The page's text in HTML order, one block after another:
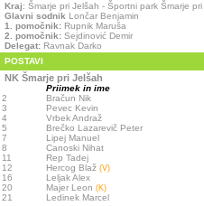
Kraj: Šmarje pri Jelšah - Športni park Šmarje
Glavni sodnik Lončar Benjamin
1. pomočnik: Rupnik Maruša
2. pomočnik: Sejdinović Demir
Delegat: Ravnak Darko
POSTAVI
NK Šmarje pri Jelšah
Priimek in ime
2
Bračun Nik
3
Pevec Kevin
4
Vrbek Andraž
5
Brečko Lazarevič Peter
7
Lipej Manuel
8
Canoski Nihat
11
Rep Tadej
12
Hercog Blaž (V)
16
Leljak Alex
20
Majer Leon (K)
21
Ledinek Marcel